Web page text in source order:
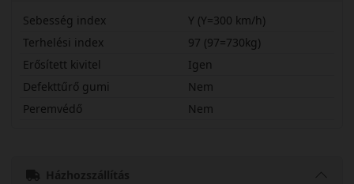
Sebesség index
Y (Y=300 km/h)
Terhelési index
97 (97=730kg)
Erősített kivitel
Igen
Defekttűrő gumi
Nem
Peremvédő
Nem
Házhozszállítás